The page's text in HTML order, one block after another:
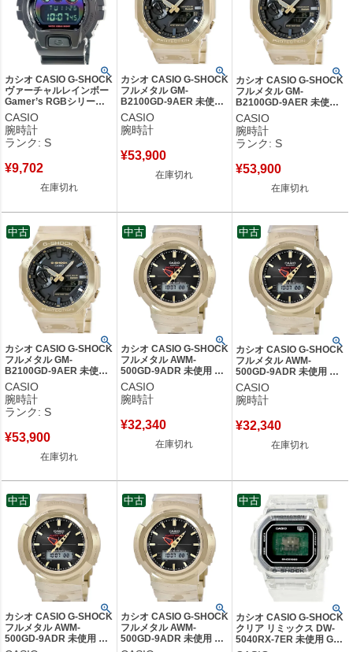
カシオ CASIO G-SHOCK
ヴァーチャルレインボー
Gamer’s RGBシリーズ
DW-6900RGB-1ER 未使
用 レインボー メンズ 腕
時計クオーツ ブラック
【中古】未使用保管品
CASIO
腕時計
ランク: S
¥9,702
在庫切れ
カシオ CASIO G-SHOCK
フルメタル GM-
B2100GD-9AER 未使用
タフソーラー 電波時計
耐衝撃 ゴールド メンズ
腕時計クオーツ ブラック
CASIO
腕時計
¥53,900
在庫切れ
カシオ CASIO G-SHOCK
フルメタル GM-
B2100GD-9AER 未使用
タフソーラー 電波時計 耐
衝撃 ゴールド メンズ 腕
時計クオーツ ブラック
【中古】未使用保管品
CASIO
腕時計
ランク: S
¥53,900
在庫切れ
カシオ CASIO G-SHOCK
フルメタル GM-
B2100GD-9AER 未使用
タフソーラー 電波時計
耐衝撃 ゴールド メンズ
腕時計クオーツ ブラック
【中古】未使用保管品
CASIO
腕時計
ランク: S
¥53,900
在庫切れ
中古
カシオ CASIO G-SHOCK
フルメタル AWM-
500GD-9ADR 未使用 タ
フソーラー 電波時計 耐
衝撃 防水 ゴールド メン
ズ 腕時計クオーツ ブラ
CASIO
腕時計
¥32,340
在庫切れ
中古
カシオ CASIO G-SHOCK
フルメタル AWM-
500GD-9ADR 未使用 タ
フソーラー 電波時計 耐衝
撃 防水 ゴールド メンズ
腕時計クオーツ ブラック
CASIO
腕時計
¥32,340
在庫切れ
中古
カシオ CASIO G-SHOCK
フルメタル AWM-
500GD-9ADR 未使用 タ
中古
カシオ CASIO G-SHOCK
フルメタル AWM-
500GD-9ADR 未使用 タ
中古
カシオ CASIO G-SHOCK
クリア リミックス DW-
5040RX-7ER 未使用 Gシ
中古